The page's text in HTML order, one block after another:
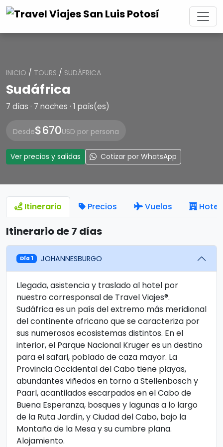
INICIO / TOURS / SUDÁFRICA
Sudáfrica
7 días · 7 noches · 1 país(es)
Desde$670USD por persona
Ver precios y salidas Cotizar por WhatsApp
Itinerario Precios Vuelos
Itinerario de 7 días
Día 1 JOHANNESBURGO
Llegada, asistencia y traslado al hotel por
nuestro corresponsal de Travel Viajes®.
Sudáfrica es un país del extremo más meridional
del continente africano que se caracteriza por
sus numerosos ecosistemas distintos. En el
interior, el Parque Nacional Kruger es un destino
para el safari, poblado de caza mayor. La
Provincia Occidental del Cabo tiene playas,
abundantes viñedos en torno a Stellenbosch y
Paarl, acantilados escarpados en el Cabo de
Buena Esperanza, bosques y lagunas a lo largo
de la Ruta Jardín, y Ciudad del Cabo, bajo la
Montaña de la Mesa y su cumbre plana.
Alojamiento.